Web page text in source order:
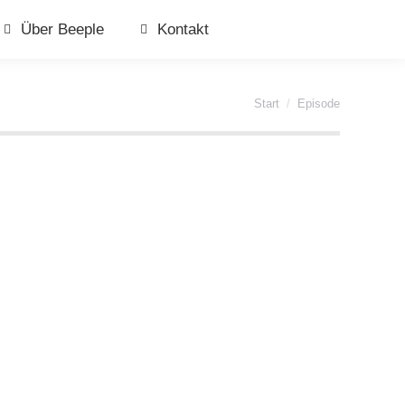
Über Beeple Kontakt
Sie befinden sich hier:
Start Episode